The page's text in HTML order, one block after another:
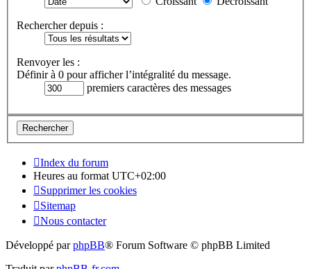
Rechercher depuis :
Renvoyer les :
Définir à 0 pour afficher l’intégralité du message.
premiers caractères des messages
Index du forum
Heures au format UTC+02:00
Supprimer les cookies
Sitemap
Nous contacter
Développé parphpBB® Forum Software © phpBB Limited